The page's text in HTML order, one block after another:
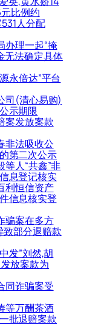
比例约
人分配
办理一起“掩
无法确定具体
永倍达”平台
司(清心易购)
示期限
案发放案款
非法吸收公
第二次公示
人“共鑫”非
息登记核实
利恒信资产
信息核实登
骗案在多方
致部分退赔款
发”刘然,胡
放案款为
同诈骗案受
等万酬茶酒
批退赔案款